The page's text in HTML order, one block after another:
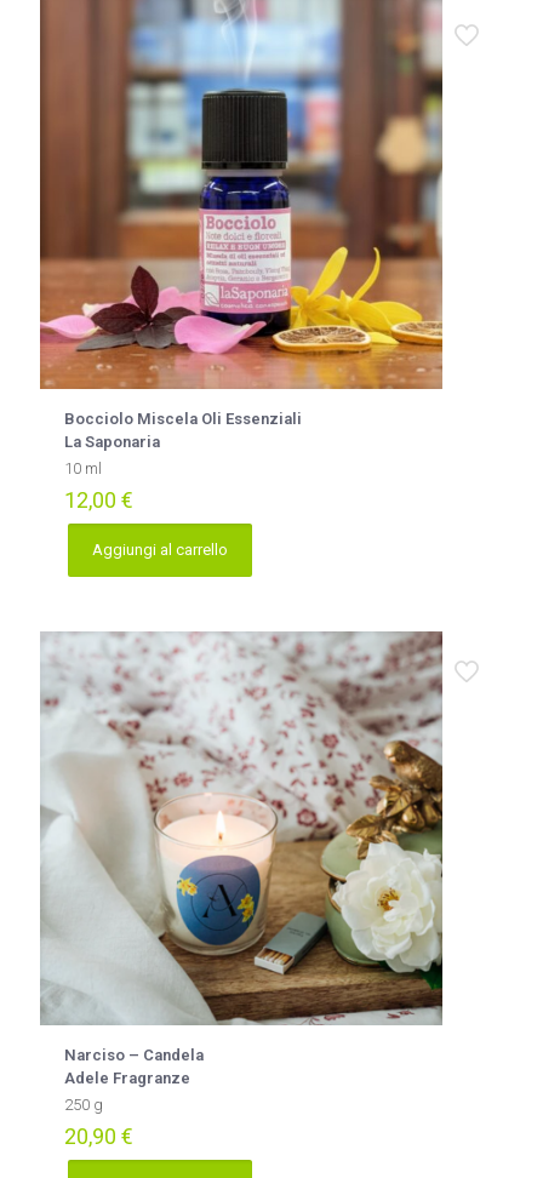
Bocciolo Miscela Oli Essenziali
La Saponaria
10 ml
12,00 €
Aggiungi al carrello
Narciso – Candela
Adele Fragranze
250 g
20,90 €